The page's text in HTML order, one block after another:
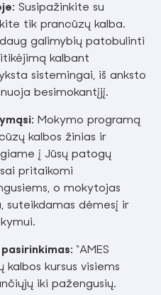
Susipažinkite su
tik prancūzų kalba.
galimybių patobulinti
kalbant
sistemingai, iš anksto
besimokantįjį.
Mokymo programą
kalbos žinias ir
į Jūsų patogų
pritaikomi
o mokytojas
suteikdamas dėmesį ir
“AMES
kalbos kursus visiems
iki pažengusių.